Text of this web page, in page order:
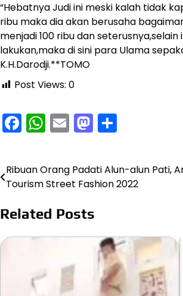
“Hebatnya Judi ini meski kalah tidak
ribu maka dia akan berusaha
menjadi 100 ribu dan
lakukan,maka di sini para Ulama
K.H.Darodji.**TOMO
Post Views: 0
Facebook
WhatsApp
EmailMastodon
Navigasi
Ribuan Orang Padati Alun-alun Pati,
Tourism Street Fashion 2022
Related Posts